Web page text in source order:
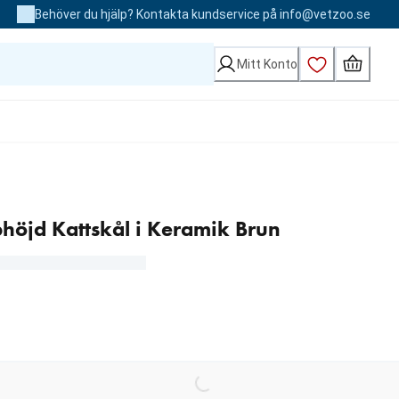
Behöver du hjälp? Kontakta kundservice på info@vetzoo.se
Mitt Konto
Kattskål i Keramik Brun
Loading...